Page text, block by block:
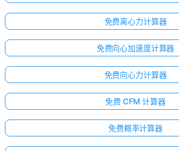
免费离心力计算器
免费向心加速度计算器
免费向心力计算器
免费 CFM 计算器
免费概率计算器